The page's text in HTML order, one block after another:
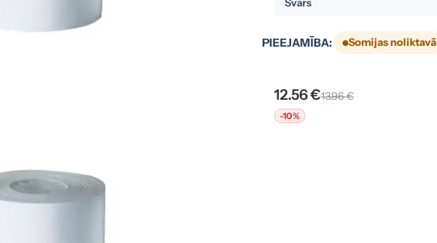
PIEEJAMĪBA: Somijas noliktavā
12.56 €13.96 €
-10%